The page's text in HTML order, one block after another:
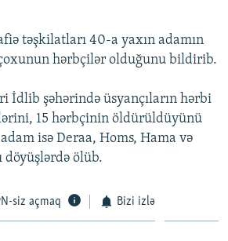
təşkilatları 40-a yaxın adamın
hərbçilər olduğunu bildirib.
İdlib şəhərində üsyançıların hərbi
15 hərbçinin öldürüldüyünü
isə Deraa, Homs, Hama və
döyüşlərdə ölüb.
siz açmaq Bizi izlə